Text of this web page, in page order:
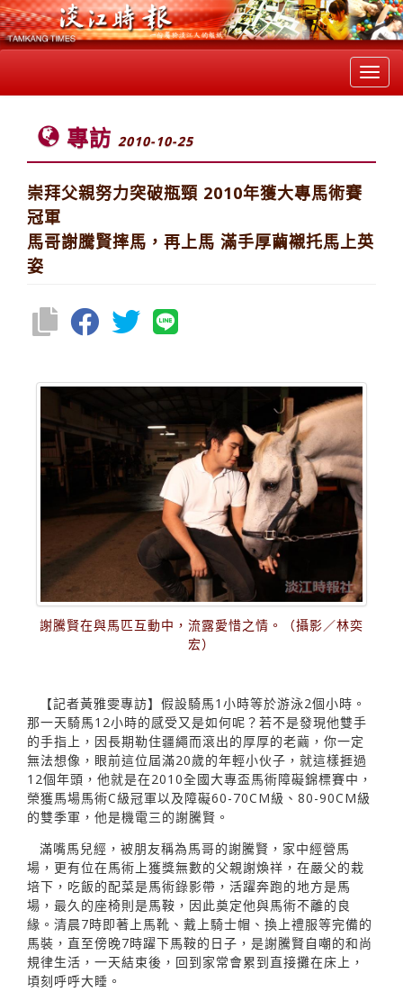
專訪 2010-10-25
崇拜父親努力突破瓶頸 2010年獲大專馬術賽
冠軍
馬哥謝騰賢摔馬，再上馬 滿手厚繭襯托馬上英
姿
謝騰賢在與馬匹互動中，流露愛惜之情。（攝影／林奕
宏）
【記者黃雅雯專訪】假設騎馬1小時等於游泳2個小時。
那一天騎馬12小時的感受又是如何呢？若不是發現他雙手
的手指上，因長期勒住疆繩而滾出的厚厚的老繭，你一定
無法想像，眼前這位屆滿20歲的年輕小伙子，就這樣捱過
12個年頭，他就是在2010全國大專盃馬術障礙錦標賽中，
榮獲馬場馬術C級冠軍以及障礙60-70CM級、80-90CM級
的雙季軍，他是機電三的謝騰賢。
滿嘴馬兒經，被朋友稱為馬哥的謝騰賢，家中經營馬
場，更有位在馬術上獲獎無數的父親謝煥祥，在嚴父的栽
培下，吃飯的配菜是馬術錄影帶，活躍奔跑的地方是馬
場，最久的座椅則是馬鞍，因此奠定他與馬術不離的良
緣。清晨7時即著上馬靴、戴上騎士帽、換上禮服等完備的
馬裝，直至傍晚7時躍下馬鞍的日子，是謝騰賢自嘲的和尚
規律生活，一天結束後，回到家常會累到直接攤在床上，
頃刻呼呼大睡。